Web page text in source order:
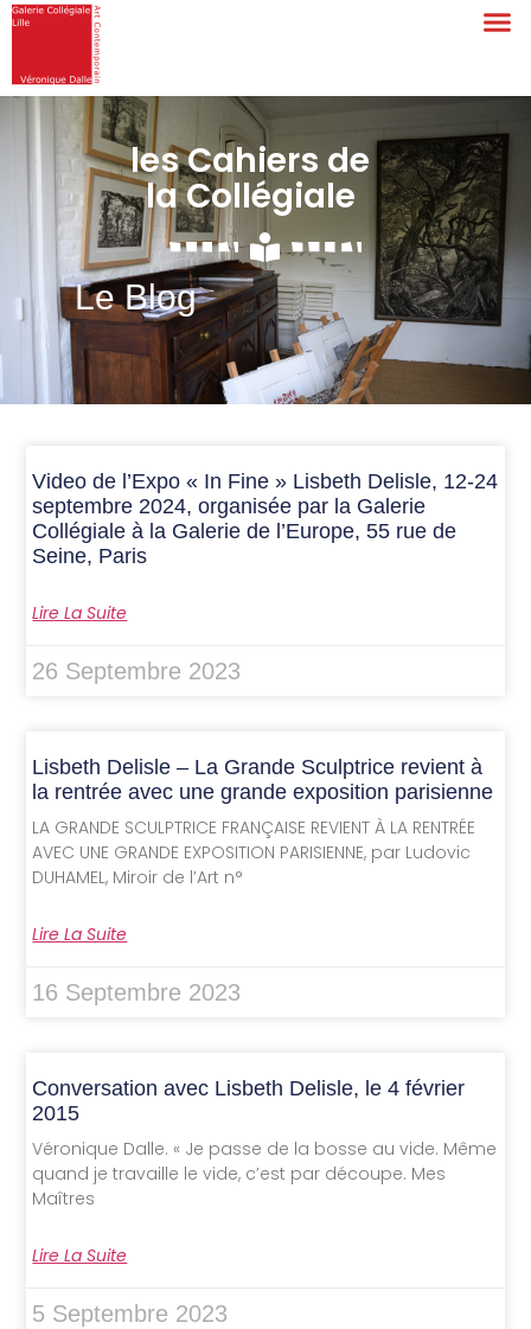
les Cahiers de
la Collégiale
Le Blog
Video de l’Expo « In Fine » Lisbeth Delisle, 12-24
septembre 2024, organisée par la Galerie
Collégiale à la Galerie de l’Europe, 55 rue de
Seine, Paris
Lire La Suite
26 Septembre 2023
Lisbeth Delisle – La Grande Sculptrice revient à
la rentrée avec une grande exposition parisienne
LA GRANDE SCULPTRICE FRANÇAISE REVIENT À LA RENTRÉE
AVEC UNE GRANDE EXPOSITION PARISIENNE, par Ludovic
DUHAMEL, Miroir de l’Art n°
Lire La Suite
16 Septembre 2023
Conversation avec Lisbeth Delisle, le 4 février
2015
Véronique Dalle. « Je passe de la bosse au vide. Même
quand je travaille le vide, c’est par découpe. Mes
Maîtres
Lire La Suite
5 Septembre 2023